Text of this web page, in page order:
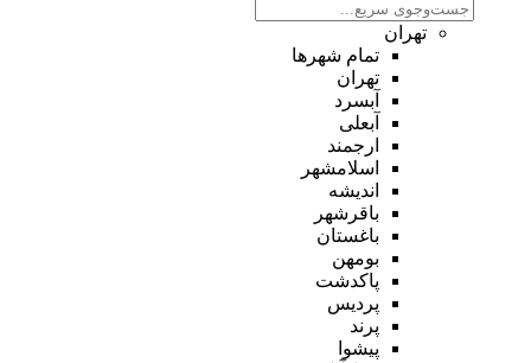
تهران
تمام شهر‌ها
تهران
آبسرد
آبعلی
ارجمند
اسلامشهر
اندیشه
باقرشهر
باغستان
بومهن
پاکدشت
پردیس
پرند
پیشوا